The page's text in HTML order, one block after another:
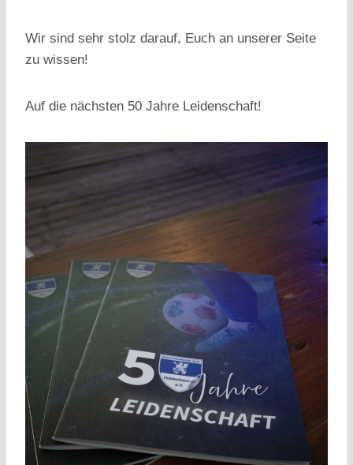
Wir sind sehr stolz darauf, Euch an unserer Seite
zu wissen!
Auf die nächsten 50 Jahre Leidenschaft!